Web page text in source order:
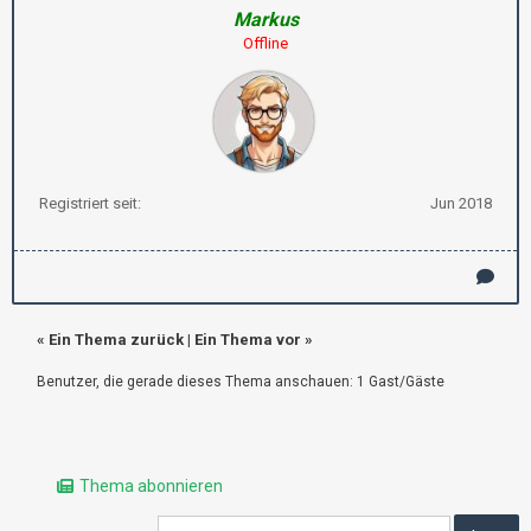
Markus
Offline
Registriert seit: Jun 2018
« Ein Thema zurück | Ein Thema vor »
Benutzer, die gerade dieses Thema anschauen: 1 Gast/Gäste
Thema abonnieren